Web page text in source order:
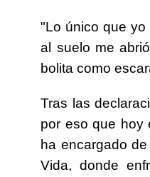
"Lo único que yo
al suelo me
bolita como
Tras las
por eso que hoy
ha encargado
Vida, donde